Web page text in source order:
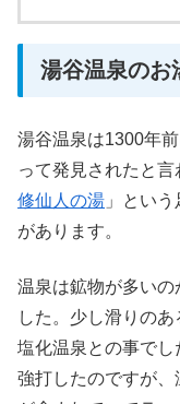
湯谷温泉のお
湯谷温泉は1300年
って発見されたと
修仙人の湯 」とい
があります。
温泉は鉱物が多いの
した。少し滑りの
塩化温泉との事で
強打したのですが